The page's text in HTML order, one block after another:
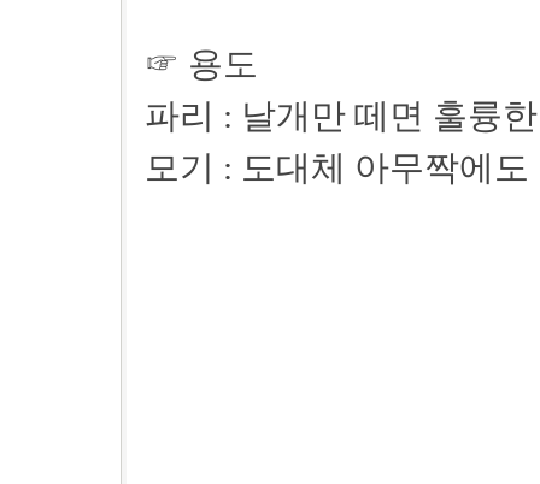
☞ 용도
파리 : 날개만 떼면 훌륭
모기 : 도대체 아무짝에